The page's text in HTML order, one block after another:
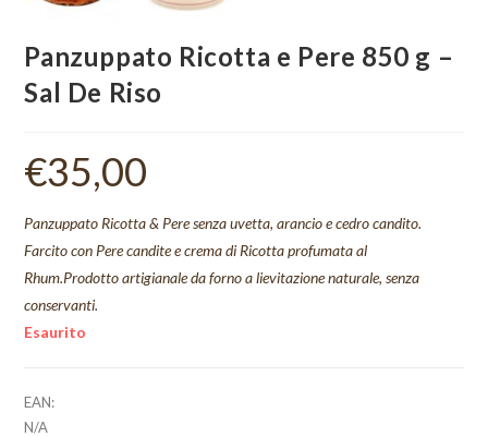
Panzuppato Ricotta e Pere 850 g –
Sal De Riso
€35,00
Panzuppato Ricotta & Pere senza uvetta, arancio e cedro candito.
Farcito con Pere candite e crema di Ricotta profumata al
Rhum.Prodotto artigianale da forno a lievitazione naturale, senza
conservanti.
Esaurito
EAN:
N/A